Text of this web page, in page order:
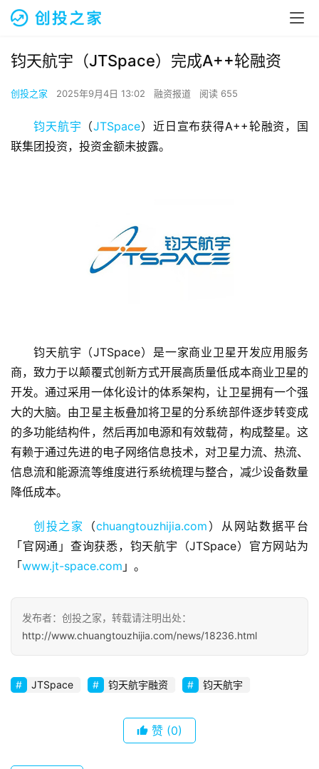
首
页
融
资
商
观
察
初
企
钧天航宇（JTSpace）完成A++轮融资
创投之家 2025年9月4日 13:02 融资报道 阅读 655
钧天航宇 （JTSpace）近日宣布获得A++轮融资，国
联集团投资，投资金额未披露。
钧天航宇（JTSpace）是一家商业卫星开发应用服务
商，致力于以颠覆式创新方式开展高质量低成本商业卫星的
开发。通过采用一体化设计的体系架构，让卫星拥有一个强
大的大脑。由卫星主板叠加将卫星的分系统部件逐步转变成
的多功能结构件，然后再加电源和有效载荷，构成整星。这
有赖于通过先进的电子网络信息技术，对卫星力流、热流、
信息流和能源流等维度进行系统梳理与整合，减少设备数量
降低成本。
创投之家 （chuangtouzhijia.com ）从网站数据平台
「官网通」查询获悉，钧天航宇（JTSpace）官方网站为
「www.jt-space.com 」。
发布者：创投之家，转载请注明出处：
http://www.chuangtouzhijia.com/news/18236.html
JTSpace 钧天航宇融资 钧天航宇
赞 (0)